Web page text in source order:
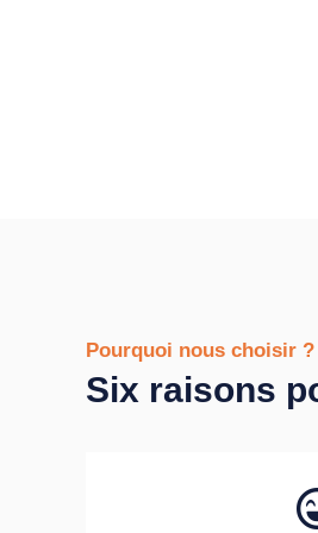
Pourquoi nous choisir ?
Six raisons